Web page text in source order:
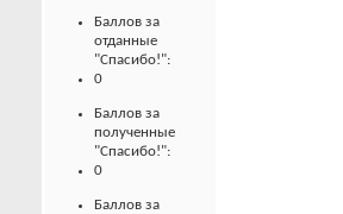
Баллов за
отданные
"Спасибо!":
0
Баллов за
полученные
"Спасибо!":
0
Баллов за